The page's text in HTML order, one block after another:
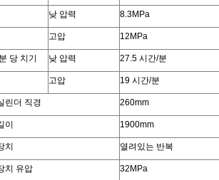
낮 압력 8.3MPa
고압 12MPa
당 치기 낮 압력 27.5 시간/분
고압 19 시간/분
린더 직경 260mm
이 1900mm
치 열려있는 반복
치 유압 32MPa